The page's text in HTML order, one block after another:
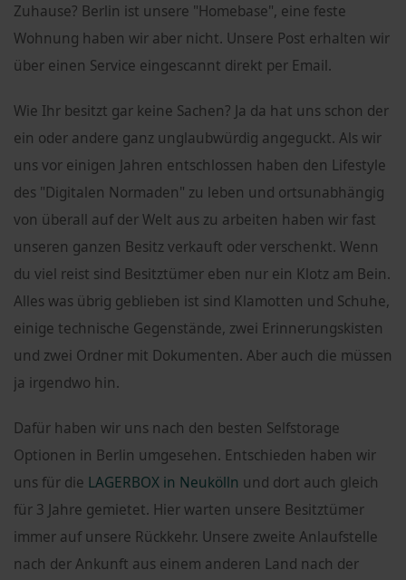
Zuhause? Berlin ist unsere "Homebase", eine feste
Wohnung haben wir aber nicht. Unsere Post erhalten wir
über einen Service eingescannt direkt per Email.
Wie Ihr besitzt gar keine Sachen? Ja da hat uns schon der
ein oder andere ganz unglaubwürdig angeguckt. Als wir
uns vor einigen Jahren entschlossen haben den Lifestyle
des "Digitalen Normaden" zu leben und ortsunabhängig
von überall auf der Welt aus zu arbeiten haben wir fast
unseren ganzen Besitz verkauft oder verschenkt. Wenn
du viel reist sind Besitztümer eben nur ein Klotz am Bein.
Alles was übrig geblieben ist sind Klamotten und Schuhe,
einige technische Gegenstände, zwei Erinnerungskisten
und zwei Ordner mit Dokumenten. Aber auch die müssen
ja irgendwo hin.
Dafür haben wir uns nach den besten Selfstorage
Optionen in Berlin umgesehen. Entschieden haben wir
uns für die LAGERBOX in Neukölln und dort auch gleich
für 3 Jahre gemietet. Hier warten unsere Besitztümer
immer auf unsere Rückkehr. Unsere zweite Anlaufstelle
nach der Ankunft aus einem anderen Land nach der